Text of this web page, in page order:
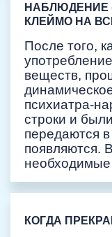
НАБЛЮДЕНИЕ
КЛЕЙМО НА
После того,
веществ,
психиатра-
строки и
передаются
появляются.
необходимые
КОГДА